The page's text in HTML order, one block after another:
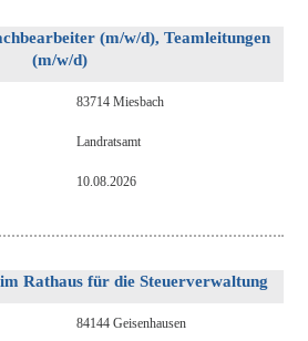
(m/w/d), Teamleitungen
(m/w/d)
83714 Miesbach
Landratsamt
10.08.2026
Rathaus für die Steuerverwaltung
84144 Geisenhausen